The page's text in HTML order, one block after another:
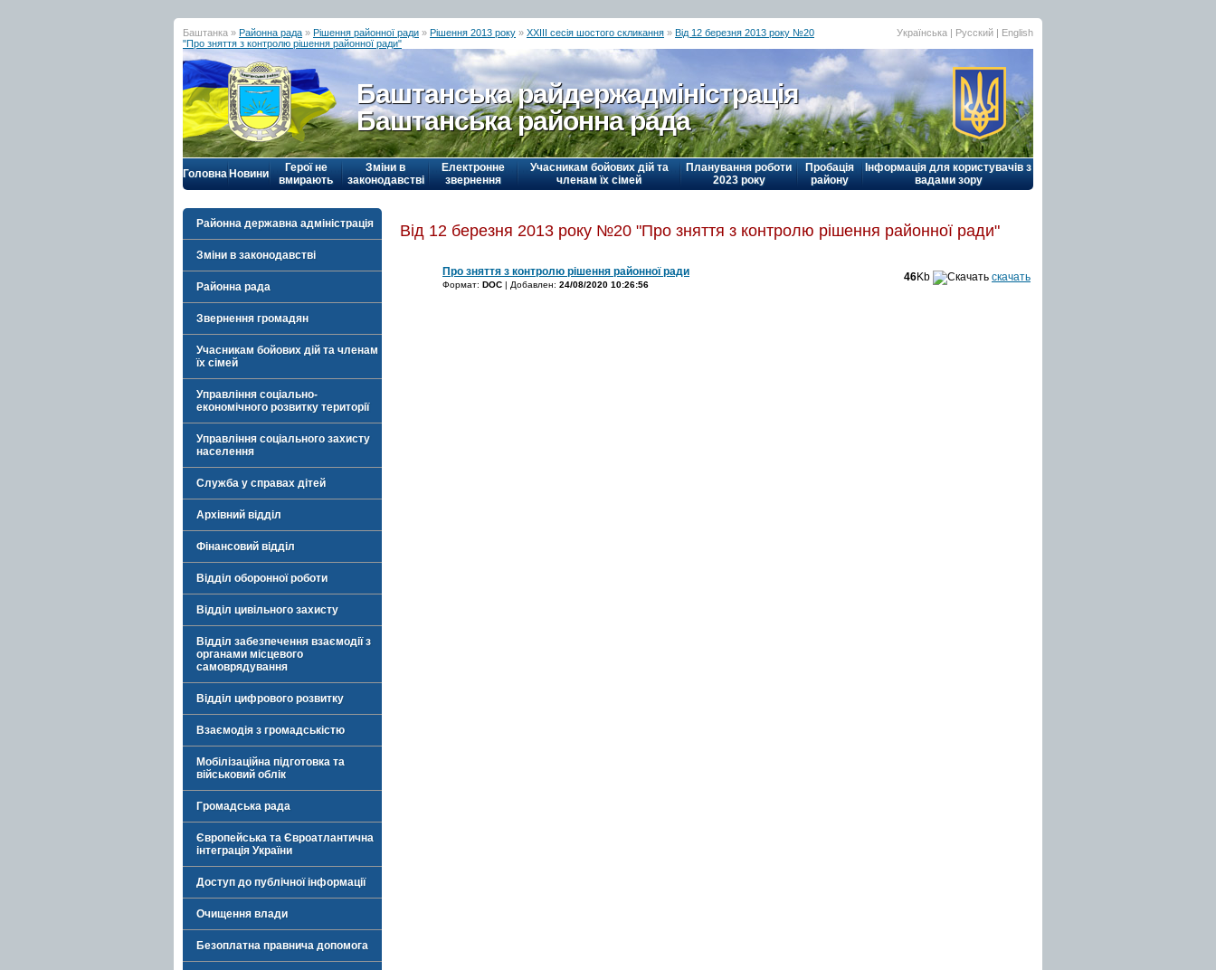
Баштанка » Районна рада » Рішення районної ради » Рішення 2013 року » ХХІІІ сесія шостого скликання » Від 12 березня 2013 року №20
"Про зняття з контролю рішення районної ради"
Українська | Русский | English
Баштанська райдержадміністрація
Баштанська районна рада
Головна Новини
Герої не
вмирають
Зміни в
законодавстві
Електронне
звернення
Учасникам бойових дій та
членам їх сімей
Планування роботи
2023 року
Пробація
району
Інформація для користувачів з
вадами зору
Районна державна адміністрація
Зміни в законодавстві
Районна рада
Звернення громадян
Учасникам бойових дій та членам
їх сімей
Управління соціально-
економічного розвитку території
Управління соціального захисту
населення
Служба у справах дітей
Архівний відділ
Фінансовий відділ
Відділ оборонної роботи
Відділ цивільного захисту
Відділ забезпечення взаємодії з
органами місцевого
самоврядування
Відділ цифрового розвитку
Взаємодія з громадськістю
Мобілізаційна підготовка та
військовий облік
Громадська рада
Європейська та Євроатлантична
інтеграція України
Доступ до публічної інформації
Очищення влади
Безоплатна правнича допомога
Від 12 березня 2013 року №20 "Про зняття з контролю рішення районної ради"
Про зняття з контролю рішення районної ради
Формат: DOC | Добавлен: 24/08/2020 10:26:56
46Kb скачать